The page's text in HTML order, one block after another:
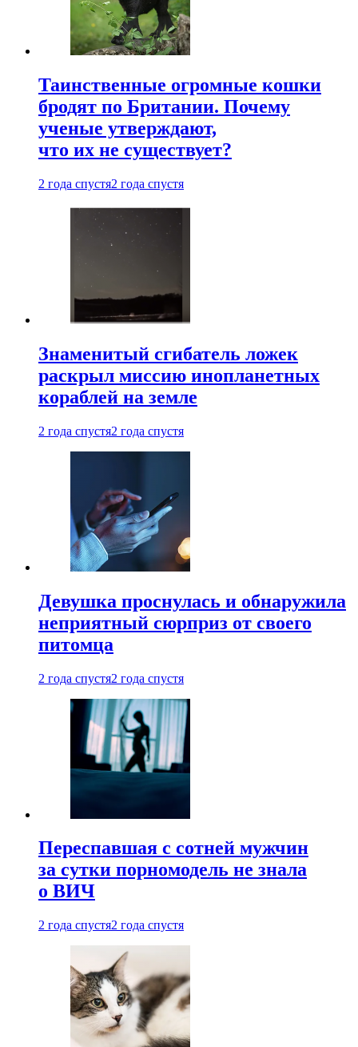
Таинственные огромные кошки
бродят по Британии. Почему
ученые утверждают,
что их не существует?
2 года спустя2 года спустя
Знаменитый сгибатель ложек
раскрыл миссию инопланетных
кораблей на земле
2 года спустя2 года спустя
Девушка проснулась и обнаружила
неприятный сюрприз от своего
питомца
2 года спустя2 года спустя
Переспавшая с сотней мужчин
за сутки порномодель не знала
о ВИЧ
2 года спустя2 года спустя